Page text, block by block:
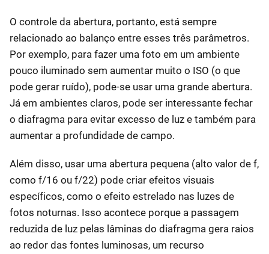
O controle da abertura, portanto, está sempre
relacionado ao balanço entre esses três parâmetros.
Por exemplo, para fazer uma foto em um ambiente
pouco iluminado sem aumentar muito o ISO (o que
pode gerar ruído), pode-se usar uma grande abertura.
Já em ambientes claros, pode ser interessante fechar
o diafragma para evitar excesso de luz e também para
aumentar a profundidade de campo.
Além disso, usar uma abertura pequena (alto valor de f,
como f/16 ou f/22) pode criar efeitos visuais
específicos, como o efeito estrelado nas luzes de
fotos noturnas. Isso acontece porque a passagem
reduzida de luz pelas lâminas do diafragma gera raios
ao redor das fontes luminosas, um recurso